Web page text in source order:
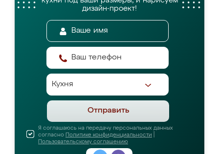
дизайн-проект!
Отправить
Я соглашаюсь на передачу персональных данных
согласно Политике конфиденциальности
Пользовательскому соглашению